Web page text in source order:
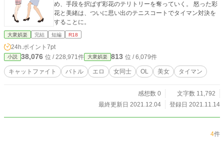
め、手段を択ばず彩花のテリトリーを奪っていく。 怒った彩
花と美緒は、ついに思い出のテニスコートでタイマン対決を
することに。
大衆娯楽 完結 短編 R18
24h.ポイント 7pt
小説 38,076 位 / 228,971件 大衆娯楽 813 位 / 6,079件
キャットファイト バトル エロ 女同士 OL 美女 タイマン
感想数 0
文字数 11,792
最終更新日 2021.12.04
登録日 2021.11.14
4件